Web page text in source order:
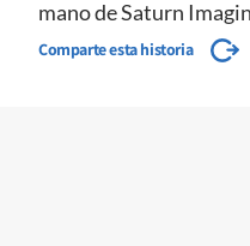
mano de Saturn
Comparte esta historia